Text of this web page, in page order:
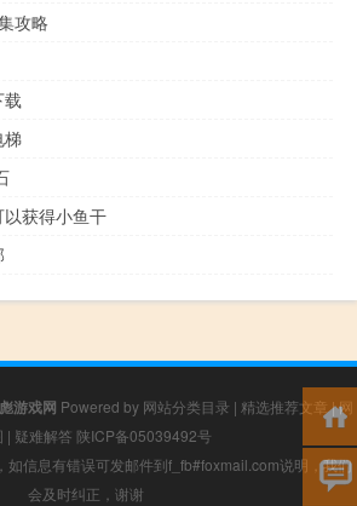
攻略
载
梯
获得小鱼干
游戏网 Powered by 网站分类目录 | 精选推荐文章 |网
| 疑难解答 陕ICP备05039492号
如信息有错误可发邮件到f_fb#foxmail.com说明，我们
会及时纠正，谢谢